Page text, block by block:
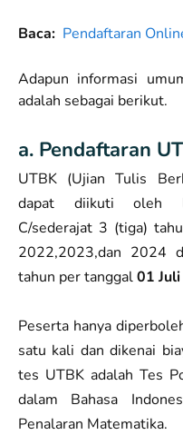
Baca: Pendaftaran
Adapun informasi
adalah sebagai berikut.
a. Pendaftaran
UTBK (Ujian Tulis
dapat diikuti oleh
C/sederajat 3 (tiga)
2022,2023,dan 2024
tahun per tanggal01
Peserta hanya
satu kali dan dikenai
tes UTBK adalah Tes
dalam Bahasa
Penalaran Matematika.